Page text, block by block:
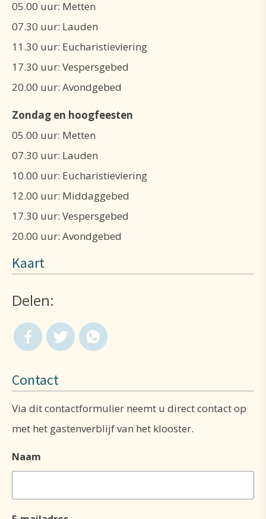
05.00 uur: Metten
07.30 uur: Lauden
11.30 uur: Eucharistieviering
17.30 uur: Vespersgebed
20.00 uur: Avondgebed
Zondag en hoogfeesten
05.00 uur: Metten
07.30 uur: Lauden
10.00 uur: Eucharistieviering
12.00 uur: Middaggebed
17.30 uur: Vespersgebed
20.00 uur: Avondgebed
Kaart
Delen:
Contact
Via dit contactformulier neemt u direct contact op
met het gastenverblijf van het klooster.
Naam